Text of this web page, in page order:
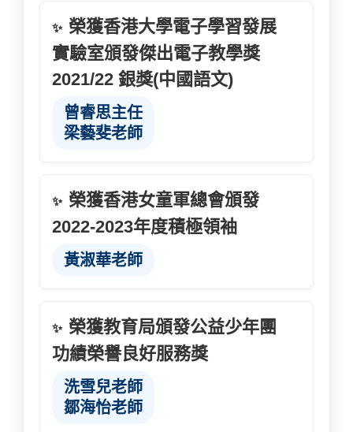
✨ 榮獲香港大學電子學習發展
實驗室頒發傑出電子教學獎
2021/22 銀獎(中國語文)
曾睿思主任
梁藝斐老師
✨ 榮獲香港女童軍總會頒發
2022-2023年度積極領袖
黃淑華老師
✨ 榮獲教育局頒發公益少年團
功績榮譽良好服務獎
洗雪兒老師
鄒海怡老師